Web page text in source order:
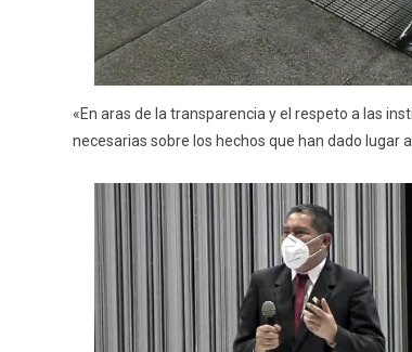
«En aras de la transparencia y el respeto a las
necesarias sobre los hechos que han dado lugar